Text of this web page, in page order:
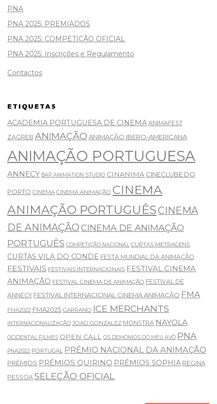
PNA
PNA 2025: PREMIADOS
PNA 2025: COMPETIÇÃO OFICIAL
PNA 2025: Inscrições e Regulamento
Contactos
ETIQUETAS
ACADEMIA PORTUGUESA DE CINEMA ANIMAFEST
ZAGREB ANIMAÇÃO ANIMAÇÃO IBERO-AMERICANA
ANIMAÇÃO PORTUGUESA
ANNECY BAP ANIMATION STUDIO CINANIMA CINECLUBE DO
PORTO CINEMA CINEMA ANIMAÇÃO CINEMA
ANIMAÇÃO PORTUGUÊSCINEMA
DE ANIMAÇÃOCINEMA DE ANIMAÇÃO
PORTUGUÊS COMPETIÇÃO NACIONAL CURTAS METRAGENS
CURTAS VILA DO CONDE FESTA MUNDIAL DA ANIMAÇÃO
FESTIVAIS FESTIVAIS INTERNACIONAIS FESTIVAL CINEMA
ANIMAÇÃO FESTIVAL CINEMA DE ANIMAÇÃO FESTIVAL DE
ANNECY FESTIVAL INTERNACIONAL CINEMA ANIMAÇÃO FMA
FMA2022 FMA2025 GARRANO ICE MERCHANTS
INTERNACIONALIZAÇÃO JOAO GONZALEZ MONSTRA NAYOLA
OCIDENTAL FILMES OPEN CALL OS DEMÓNIOS DO MEU AVÔ PNA
PNA2022 PORTUGAL PRÉMIO NACIONAL DA ANIMAÇÃO
PRÉMIOS PRÉMIOS QUIRINO PRÉMIOS SOPHIA REGINA
PESSOA SELEÇÃO OFICIAL